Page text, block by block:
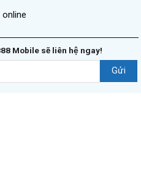
online
Mobile sẽ liên hệ ngay!